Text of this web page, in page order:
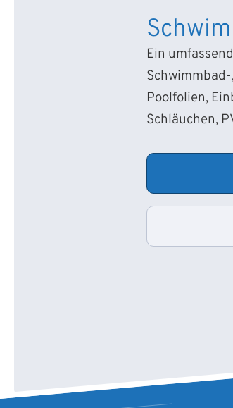
Ein
Poolfolien,
Schläuchen,